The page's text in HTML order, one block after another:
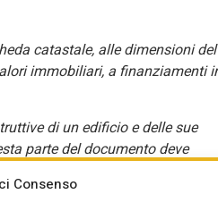
Consenso
catastale, alle dimensioni del
immobiliari, a finanziamenti
di un edificio e delle sue
parte del documento deve
delle sue parti, oltre che
parti strutturali);